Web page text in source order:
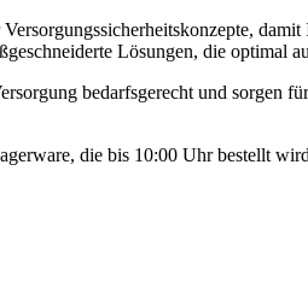
Lösungen, die optimal
bedarfsgerecht und sorgen
die bis 10:00 Uhr bestellt